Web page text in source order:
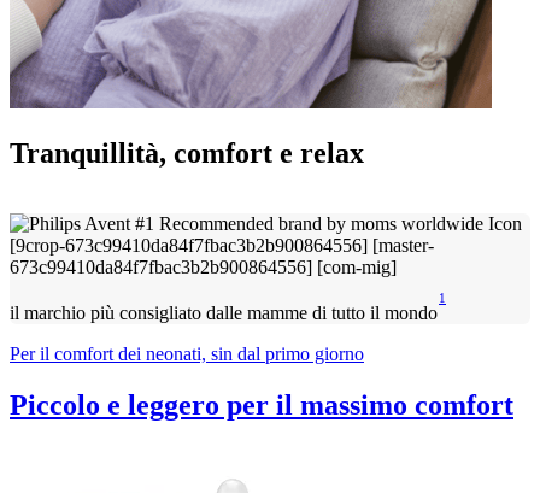
Tranquillità, comfort e relax
il marchio più consigliato dalle mamme di tutto il mondo
1
Per il comfort dei neonati, sin dal primo giorno
Piccolo e leggero per il massimo comfort